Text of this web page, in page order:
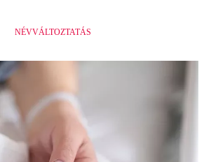
NÉVVÁLTOZTATÁS